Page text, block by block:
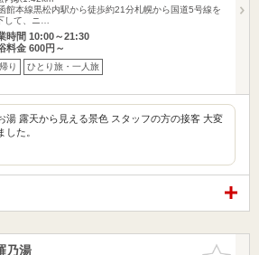
館本線黒松内駅から徒歩約21分札幌から国道5号線を
して、ニ…
時間 10:00～21:30
料金 600円～
り ひとり旅・一人旅
湯 露天から見える景色 スタッフの方の接客 大変
した。
お気に入
乃湯